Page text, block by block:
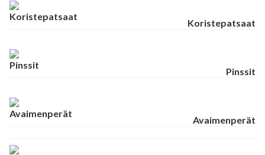
Koristepatsaat
Pinssit
Avaimenperät